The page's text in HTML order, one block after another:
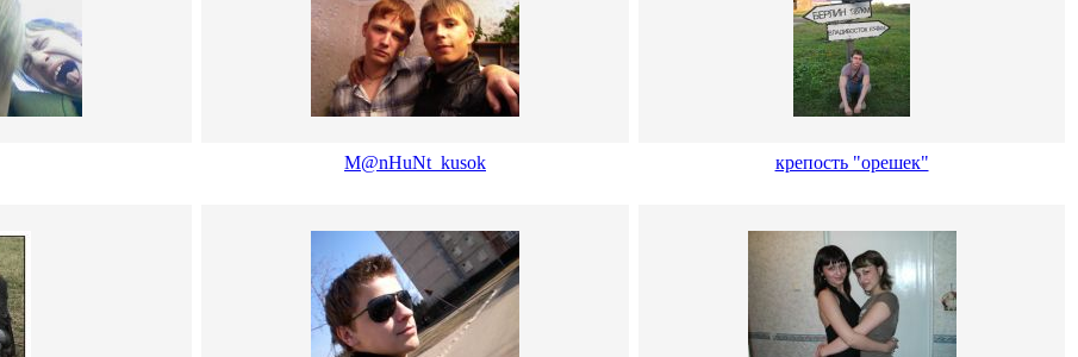
M@nHuNt_kusok крепость "орешек"